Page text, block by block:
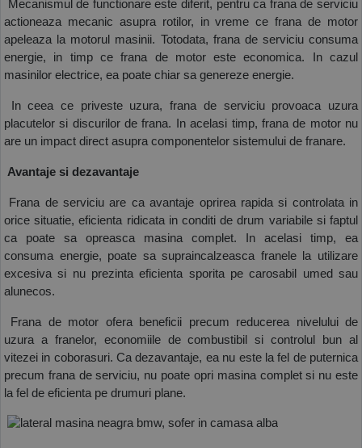
Mecanismul de functionare este diferit, pentru ca frana de serviciu
actioneaza mecanic asupra rotilor, in vreme ce frana de motor
apeleaza la motorul masinii. Totodata, frana de serviciu consuma
energie, in timp ce frana de motor este economica. In cazul
masinilor electrice, ea poate chiar sa genereze energie.
In ceea ce priveste uzura, frana de serviciu provoaca uzura
placutelor si discurilor de frana. In acelasi timp, frana de motor nu
are un impact direct asupra componentelor sistemului de franare.
Avantaje si dezavantaje
Frana de serviciu are ca avantaje oprirea rapida si controlata in
orice situatie, eficienta ridicata in conditi de drum variabile si faptul
ca poate sa opreasca masina complet. In acelasi timp, ea
consuma energie, poate sa supraincalzeasca franele la utilizare
excesiva si nu prezinta eficienta sporita pe carosabil umed sau
alunecos.
Frana de motor ofera beneficii precum reducerea nivelului de
uzura a franelor, economiile de combustibil si controlul bun al
vitezei in coborasuri. Ca dezavantaje, ea nu este la fel de puternica
precum frana de serviciu, nu poate opri masina complet si nu este
la fel de eficienta pe drumuri plane.